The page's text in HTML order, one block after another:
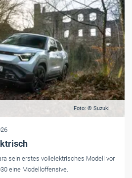
Foto: © Suzuki
sein erstes vollelektrisches Modell vor
eine Modelloffensive.